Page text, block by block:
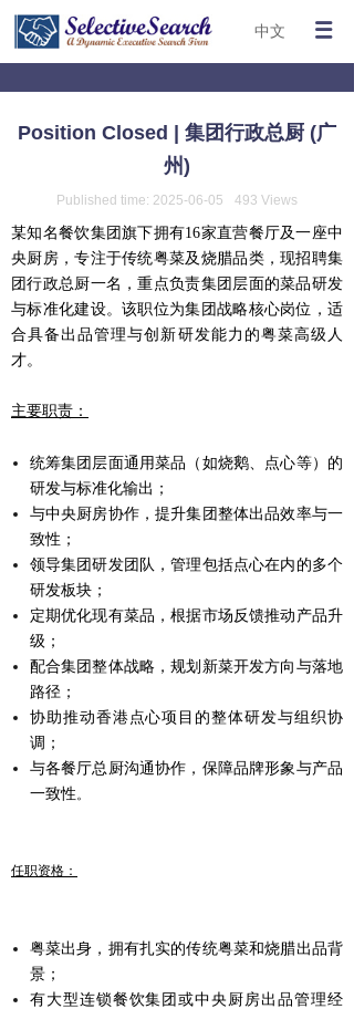
中文
Position Closed | 集团行政总厨 (广
州)
Published time: 2025-06-05 493 Views
某知名餐饮集团旗下拥有16家直营餐厅及一座中
央厨房，专注于传统粤菜及烧腊品类，现招聘集
团行政总厨一名，重点负责集团层面的菜品研发
与标准化建设。该职位为集团战略核心岗位，适
合具备出品管理与创新研发能力的粤菜高级人
才。
主要职责：
统筹集团层面通用菜品（如烧鹅、点心等）的
研发与标准化输出；
与中央厨房协作，提升集团整体出品效率与一
致性；
领导集团研发团队，管理包括点心在内的多个
研发板块；
定期优化现有菜品，根据市场反馈推动产品升
级；
配合集团整体战略，规划新菜开发方向与落地
路径；
协助推动香港点心项目的整体研发与组织协
调；
与各餐厅总厨沟通协作，保障品牌形象与产品
一致性。
任职资格：
粤菜出身，拥有扎实的传统粤菜和烧腊出品背
景；
有大型连锁餐饮集团或中央厨房出品管理经